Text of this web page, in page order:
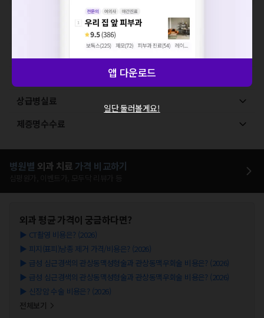
상급병실료
제증명수수료
병원별 외과 치료 가격 비교하기
외과 평균 가격이 궁금하다면?
▶ CT촬영 비용은? (2026)
▶ 피지(표피)낭종 제거 가격/비용은? (2026)
▶ 급성 심근경색의 관상동맥성형술과 관상동맥우회술 비용은? (2026)
▶ 급성 심근경색의 관상동맥성형술과 관상동맥우회술 비용은? (2026)
▶ 신장암 수술 비용은? (2026)
전체보기
앱 다운로드
일단 둘러볼게요!